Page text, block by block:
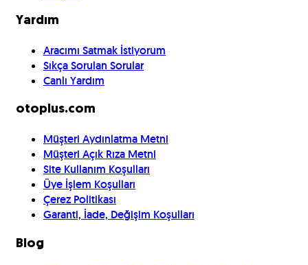
Yardım
Aracımı Satmak İstiyorum
Sıkça Sorulan Sorular
Canlı Yardım
otoplus.com
Müşteri Aydınlatma Metni
Müşteri Açık Rıza Metni
Site Kullanım Koşulları
Üye İşlem Koşulları
Çerez Politikası
Garanti, İade, Değişim Koşulları
Blog